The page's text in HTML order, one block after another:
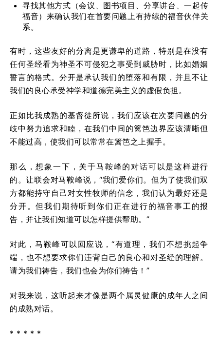
寻找其他方式（会议、图书项目、分享讲台、一起传
福音）来确认我们在首要问题上有持续的福音伙伴关
系。
有时，这些友好的分离是更谦卑的道路，特别是在没有
任何圣经看为神圣不可侵犯之事受到威胁时，比如婚姻
誓言的格式。分开是承认我们的堕落和有限，并且不让
我们的良心承受神学和道德完美主义的虚假负担。
正如比我成熟的基督徒所说，我们应该在次要问题的分
歧中努力追求和睦，在我们中间的篱笆边界应该清晰但
不能过高，使我们可以常常在篱笆之上握手。
那么，想象一下，关于马鞍峰的对话可以是这样进行
的。让联会对马鞍峰说，“我们爱你们。但为了使我们双
方都能持守自己对女性牧师的信念，我们认为最好还是
分开。但我们期待听到你们正在进行的福音事工的报
告，并让我们知道可以怎样提供帮助。”
对此，马鞍峰可以回应说，“有道理，我们不想挑起争
端，也不想要求你们违背自己的良心和对圣经的理解。
请为我们祷告，我们也会为你们祷告！”
对我来说，这听起来才像是两个属灵健康的成年人之间
的成熟对话。
* * * * *